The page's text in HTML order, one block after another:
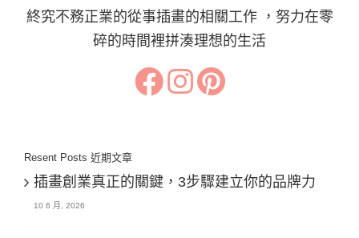
終究不務正業的從事插畫的相關工作 ，努力在零
碎的時間裡拼湊理想的生活
Resent Posts 近期文章
插畫創業真正的關鍵，3步驟建立你的品牌力
10 6 月, 2026